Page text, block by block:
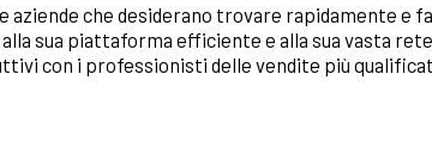
che desiderano trovare rapidamente e
sua piattaforma efficiente e alla sua vasta
con i professionisti delle vendite più